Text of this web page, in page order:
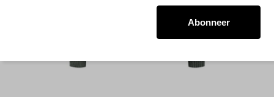
Abonneer